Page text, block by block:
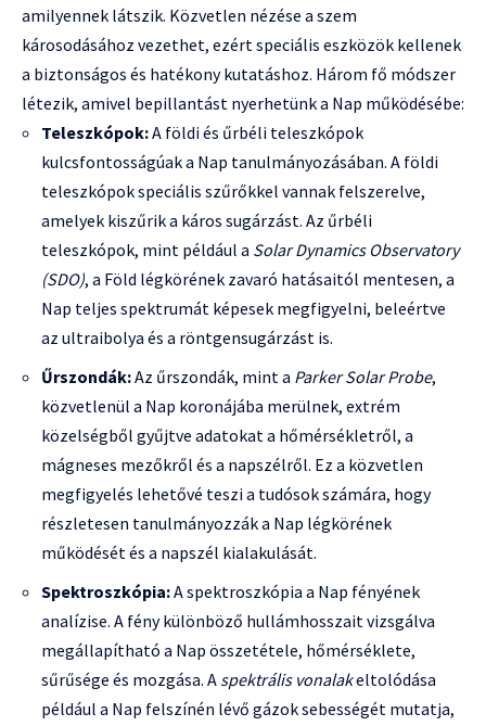
amilyennek látszik. Közvetlen nézése a szem
károsodásához vezethet, ezért speciális eszközök kellenek
a biztonságos és hatékony kutatáshoz. Három fő módszer
létezik, amivel bepillantást nyerhetünk a Nap működésébe:
Teleszkópok:A földi és űrbéli teleszkópok
kulcsfontosságúak a Nap tanulmányozásában. A földi
teleszkópok speciális szűrőkkel vannak felszerelve,
amelyek kiszűrik a káros sugárzást. Az űrbéli
teleszkópok, mint például a Solar Dynamics Observatory
(SDO), a Föld légkörének zavaró hatásaitól mentesen, a
Nap teljes spektrumát képesek megfigyelni, beleértve
az ultraibolya és a röntgensugárzást is.
Űrszondák:Az űrszondák, mint a Parker Solar Probe,
közvetlenül a Nap koronájába merülnek, extrém
közelségből gyűjtve adatokat a hőmérsékletről, a
mágneses mezőkről és a napszélről. Ez a közvetlen
megfigyelés lehetővé teszi a tudósok számára, hogy
részletesen tanulmányozzák a Nap légkörének
működését és a napszél kialakulását.
Spektroszkópia:A spektroszkópia a Nap fényének
analízise. A fény különböző hullámhosszait vizsgálva
megállapítható a Nap összetétele, hőmérséklete,
sűrűsége és mozgása. A spektrális vonalakeltolódása
például a Nap felszínén lévő gázok sebességét mutatja,